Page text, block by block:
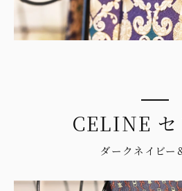
CELINE セ
ダークネイビー